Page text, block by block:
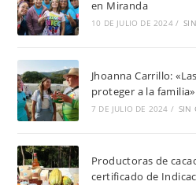
en Miranda
10 DE JULIO DE 2024 /
Jhoanna Carrillo:
proteger a la familia»
7 DE JULIO DE 2024 / SIN
Productoras de
certificado de